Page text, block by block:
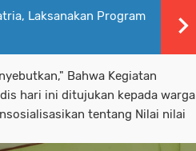
Laksanakan Program
Bahwa Kegiatan
hari ini ditujukan kepada warga
tentang Nilai nilai